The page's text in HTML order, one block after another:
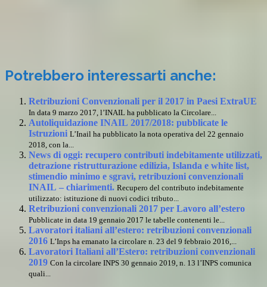
Potrebbero interessarti anche:
Retribuzioni Convenzionali per il 2017 in Paesi ExtraUE
In data 9 marzo 2017, l’INAIL ha pubblicato la Circolare...
Autoliquidazione INAIL 2017/2018: pubblicate le
Istruzioni L’Inail ha pubblicato la nota operativa del 22 gennaio
2018, con la...
News di oggi: recupero contributi indebitamente utilizzati,
detrazione ristrutturazione edilizia, Islanda e white list,
stimendio minimo e sgravi, retribuzioni convenzionali
INAIL – chiarimenti. Recupero del contributo indebitamente
utilizzato: istituzione di nuovi codici tributo...
Retribuzioni convenzionali 2017 per Lavoro all’estero
Pubblicate in data 19 gennaio 2017 le tabelle contenenti le...
Lavoratori italiani all’estero: retribuzioni convenzionali
2016 L’Inps ha emanato la circolare n. 23 del 9 febbraio 2016,...
Lavoratori Italiani all’Estero: retribuzioni convenzionali
2019 Con la circolare INPS 30 gennaio 2019, n. 13 l’INPS comunica
quali...